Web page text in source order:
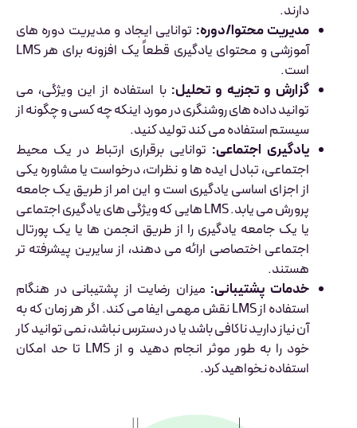
دارند.
مدیریت محتوا/دوره: توانایی ایجاد و مدیریت دوره های
آموزشی و محتوای یادگیری قطعاً یک افزونه برای هر LMS
است.
گزارش و تجزیه و تحلیل: با استفاده از این ویژگی، می
توانید داده های روشنگری در مورد اینکه چه کسی و چگونه از
سیستم استفاده می کند تولید کنید.
یادگیری اجتماعی: توانایی برقراری ارتباط در یک محیط
اجتماعی، تبادل ایده ها و نظرات، درخواست یا مشاوره یکی
از اجزای اساسی یادگیری است و این امر از طریق یک جامعه
پرورش می یابد. LMS هایی که ویژگی های یادگیری اجتماعی
یا یک جامعه یادگیری را از طریق انجمن ها یا یک پورتال
اجتماعی اختصاصی ارائه می دهند، از سایرین پیشرفته تر
هستند.
خدمات پشتیبانی: میزان رضایت از پشتیبانی در هنگام
استفاده از LMS نقش مهمی ایفا می کند. اگر هر زمان که به
آن نیاز دارید ناکافی باشد یا در دسترس نباشد، نمی توانید کار
خود را به طور موثر انجام دهید و از LMS تا حد امکان
استفاده نخواهید کرد.